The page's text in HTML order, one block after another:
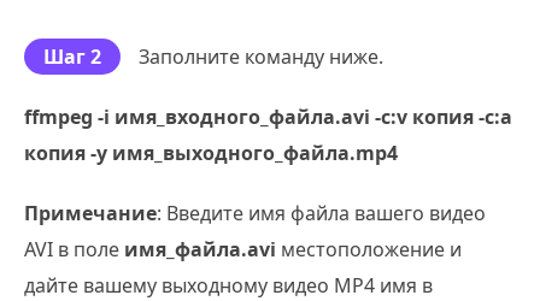
Шаг 2 Заполните команду ниже.
ffmpeg -i имя_входного_файла.avi -c:v копия -c:a
копия -y имя_выходного_файла.mp4
Примечание: Введите имя файла вашего видео
AVI в поле имя_файла.avi местоположение и
дайте вашему выходному видео MP4 имя в